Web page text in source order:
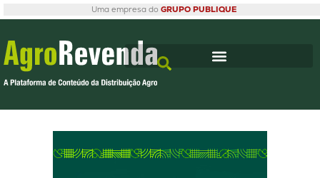
Uma empresa do GRUPO PUBLIQUE